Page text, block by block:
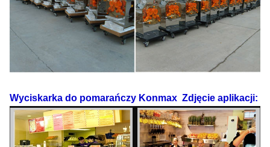
Wyciskarka do pomarańczy Konmax Zdjęcie aplikacji: